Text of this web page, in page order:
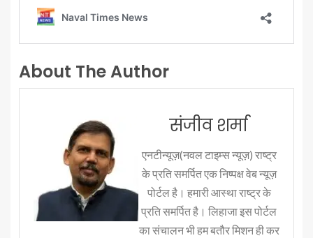
About The Author
संजीव शर्मा
एनटीन्यूज़(नवल टाइम्स न्यूज़) राष्ट्र
के प्रति समर्पित एक निष्पक्ष वेब न्यूज़
पोर्टल है। हमारी आस्था राष्ट्र के
प्रति समर्पित है। लिहाजा इस पोर्टल
का संचालन भी हम बतौर मिशन ही कर